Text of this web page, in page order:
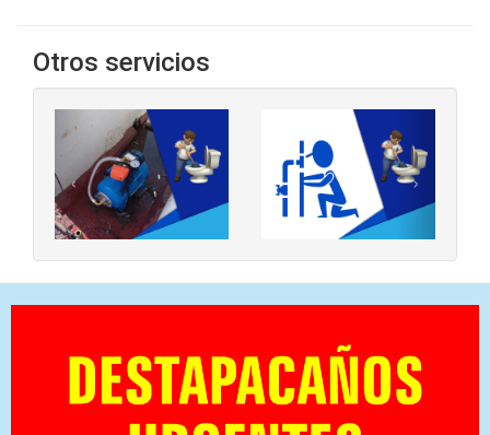
Otros servicios
‹ ›